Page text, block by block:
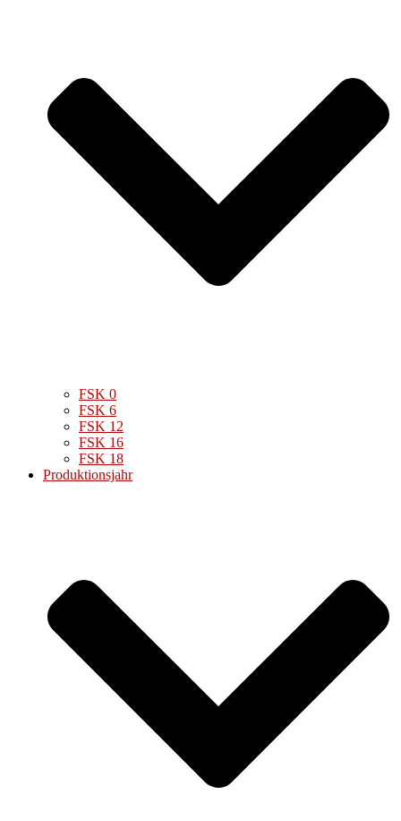
FSK 0
FSK 6
FSK 12
FSK 16
FSK 18
Produktionsjahr